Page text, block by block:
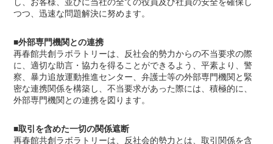
し、お客様、並びに当社の全ての役員及び社員の安全を確保し
つつ、迅速な問題解決に努めます。
■外部専門機関との連携
再春館共創ラボラトリーは、反社会的勢力からの不当要求の際
に、適切な助言・協力を得ることができるよう、平素より、警
察、暴力追放運動推進センター、弁護士等の外部専門機関と緊
密な連携関係を構築し、不当要求があった際には、積極的に、
外部専門機関との連携を図ります。
■取引を含めた一切の関係遮断
再春館共創ラボラトリーは、反社会的勢力とは、取引関係を含